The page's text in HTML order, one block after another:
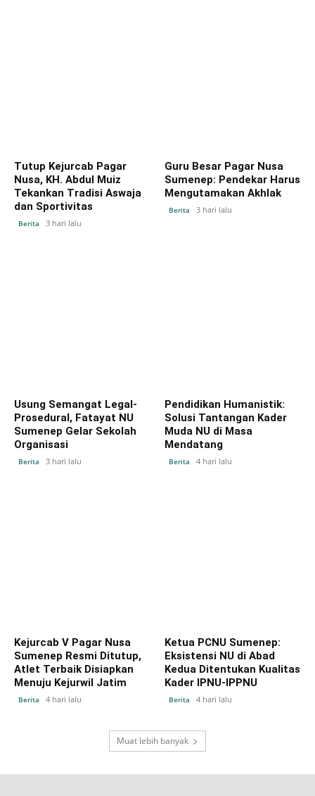
Tutup Kejurcab Pagar
Nusa, KH. Abdul Muiz
Tekankan Tradisi Aswaja
dan Sportivitas
Berita 3 hari lalu
Guru Besar Pagar Nusa
Sumenep: Pendekar Harus
Mengutamakan Akhlak
Berita 3 hari lalu
Usung Semangat Legal-
Prosedural, Fatayat NU
Sumenep Gelar Sekolah
Organisasi
Berita 3 hari lalu
Pendidikan Humanistik:
Solusi Tantangan Kader
Muda NU di Masa
Mendatang
Berita 4 hari lalu
Kejurcab V Pagar Nusa
Sumenep Resmi Ditutup,
Atlet Terbaik Disiapkan
Menuju Kejurwil Jatim
Berita 4 hari lalu
Ketua PCNU Sumenep:
Eksistensi NU di Abad
Kedua Ditentukan Kualitas
Kader IPNU-IPPNU
Berita 4 hari lalu
Muat lebih banyak